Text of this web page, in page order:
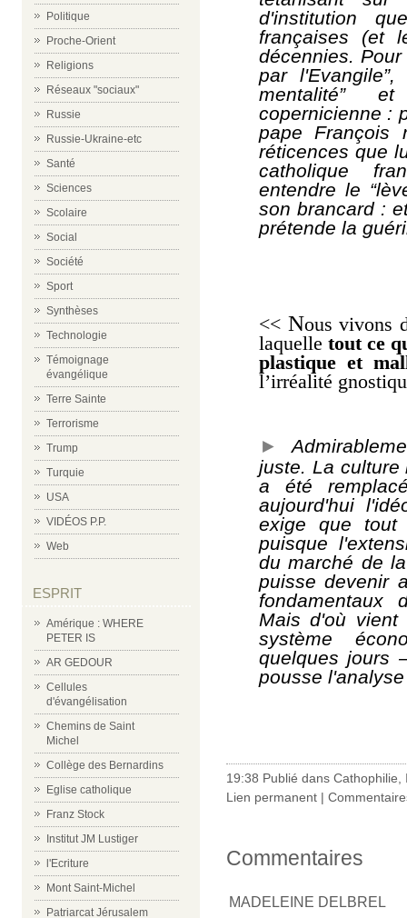
Politique
Proche-Orient
Religions
Réseaux "sociaux"
Russie
Russie-Ukraine-etc
Santé
Sciences
Scolaire
Social
Société
Sport
Synthèses
Technologie
Témoignage
évangélique
Terre Sainte
Terrorisme
Trump
Turquie
USA
VIDÉOS P.P.
Web
ESPRIT
Amérique : WHERE
PETER IS
AR GEDOUR
Cellules
d'évangélisation
Chemins de Saint
Michel
Collège des Bernardins
Eglise catholique
Franz Stock
Institut JM Lustiger
l'Ecriture
Mont Saint-Michel
Patriarcat Jérusalem
d'institution
françaises (et
décennies.
par
mentalité”
copernicienne :
pape François
réticences que
catholique
entendre le
son brancard :
prétende la
<< Nous vivons
laquelle tout ce
plastique et
l’irréalité
►
juste. La culture
a été
aujourd'hui
exige que tout
puisque
du marché de
puisse devenir
fondamentaux
Mais d'où vient
système
quelques jours
pousse
19:38 Publié dans Cathophilie
Lien permanent |
Commentaires
MADELEINE DELBREL